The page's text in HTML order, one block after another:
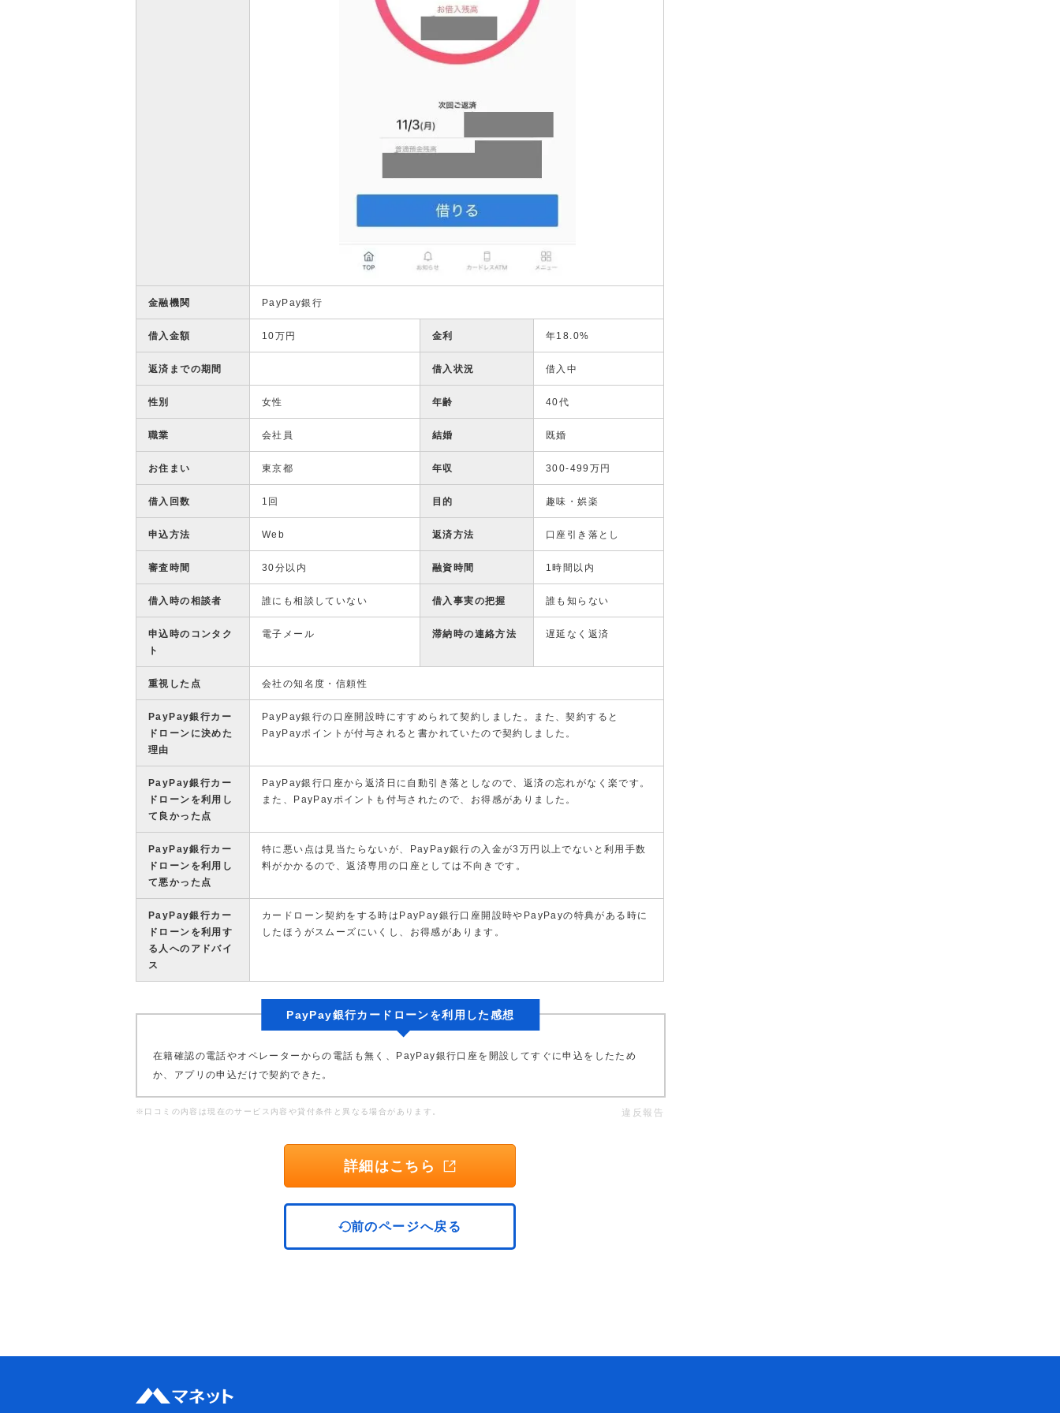
金融機関 PayPay銀行
借入金額 10万円 金利 年18.0%
返済までの期間 借入状況 借入中
性別 女性 年齢 40代
職業 会社員 結婚 既婚
お住まい 東京都 年収 300-499万円
借入回数 1回 目的 趣味・娯楽
申込方法 Web 返済方法 口座引き落とし
審査時間 30分以内 融資時間 1時間以内
借入時の相談者 誰にも相談していない 借入事実の把握 誰も知らない
申込時のコンタク
ト
電子メール 滞納時の連絡方法 遅延なく返済
重視した点 会社の知名度・信頼性
PayPay銀行カー
ドローンに決めた
理由
PayPay銀行の口座開設時にすすめられて契約しました。また、契約すると
PayPayポイントが付与されると書かれていたので契約しました。
PayPay銀行カー
ドローンを利用し
て良かった点
PayPay銀行口座から返済日に自動引き落としなので、返済の忘れがなく楽です。
また、PayPayポイントも付与されたので、お得感がありました。
PayPay銀行カー
ドローンを利用し
て悪かった点
特に悪い点は見当たらないが、PayPay銀行の入金が3万円以上でないと利用手数
料がかかるので、返済専用の口座としては不向きです。
PayPay銀行カー
ドローンを利用す
る人へのアドバイ
ス
カードローン契約をする時はPayPay銀行口座開設時やPayPayの特典がある時に
したほうがスムーズにいくし、お得感があります。
PayPay銀行カードローンを利用した感想
在籍確認の電話やオペレーターからの電話も無く、PayPay銀行口座を開設してすぐに申込をしたため
か、アプリの申込だけで契約できた。
※口コミの内容は現在のサービス内容や貸付条件と異なる場合があります。 違反報告
詳細はこちら
前のページへ戻る